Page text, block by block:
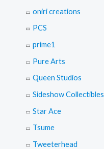
oniri creations
PCS
prime1
Pure Arts
Queen Studios
Sideshow Collectibles
Star Ace
Tsume
Tweeterhead